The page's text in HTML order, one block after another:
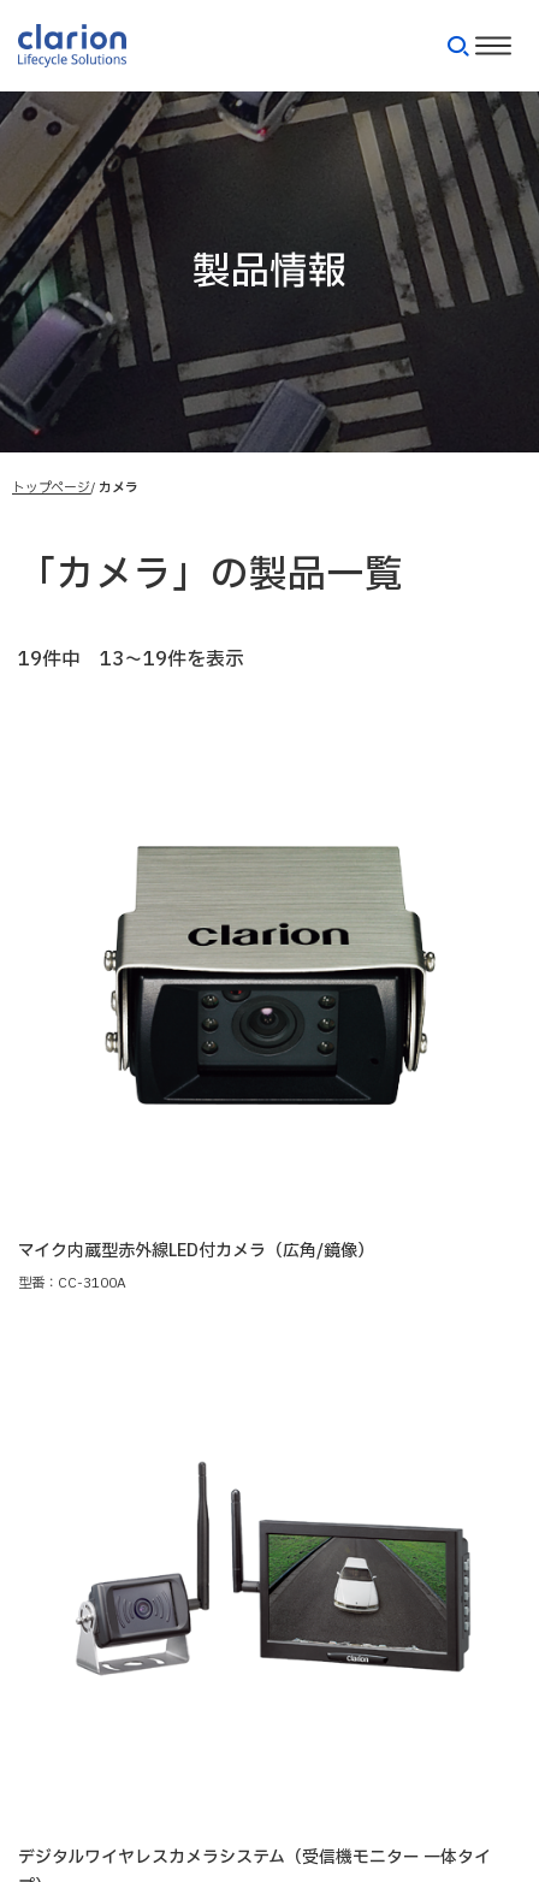
製品情報
トップページ カメラ
「カメラ」の製品一覧
19件中 13～19件を表示
マイク内蔵型赤外線LED付カメラ（広角/鏡像）
型番：CC-3100A
デジタルワイヤレスカメラシステム（受信機モニター 一体タイ